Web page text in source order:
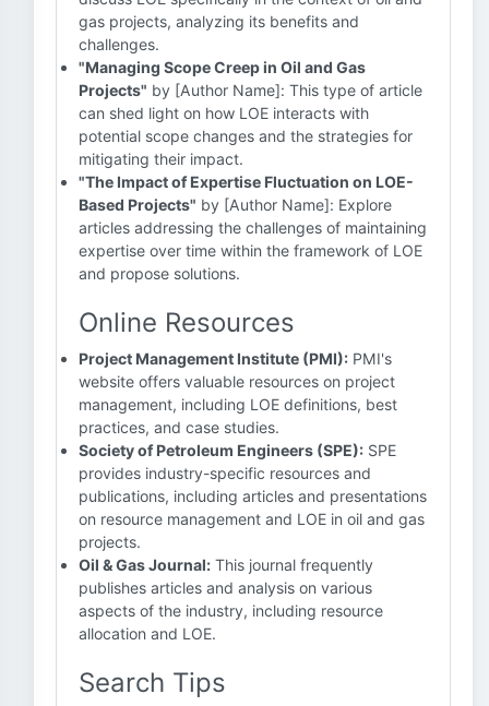
gas projects, analyzing its benefits and
challenges.
"Managing Scope Creep in Oil and Gas
Projects" by [Author Name]: This type of article
can shed light on how LOE interacts with
potential scope changes and the strategies for
mitigating their impact.
"The Impact of Expertise Fluctuation on LOE-
Based Projects" by [Author Name]: Explore
articles addressing the challenges of maintaining
expertise over time within the framework of LOE
and propose solutions.
Online Resources
Project Management Institute (PMI): PMI's
website offers valuable resources on project
management, including LOE definitions, best
practices, and case studies.
Society of Petroleum Engineers (SPE): SPE
provides industry-specific resources and
publications, including articles and presentations
on resource management and LOE in oil and gas
projects.
Oil & Gas Journal: This journal frequently
publishes articles and analysis on various
aspects of the industry, including resource
allocation and LOE.
Search Tips